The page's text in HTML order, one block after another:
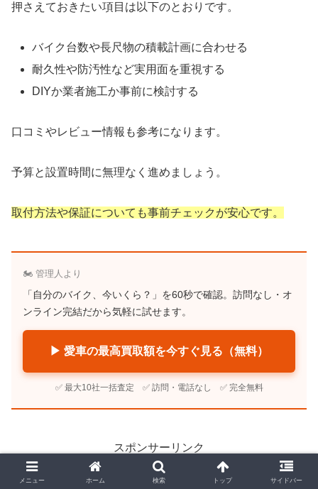
押さえておきたい項目は以下のとおりです。
バイク台数や長尺物の積載計画に合わせる
耐久性や防汚性など実用面を重視する
DIYか業者施工か事前に検討する
口コミやレビュー情報も参考になります。
予算と設置時間に無理なく進めましょう。
取付方法や保証についても事前チェックが安心です。
🏍️ 管理人より
「自分のバイク、今いくら？」を60秒で確認。訪問なし・オ
ンライン完結だから気軽に試せます。
▶ 愛車の最高買取額を今すぐ見る（無料）
✅ 最大10社一括査定 ✅ 訪問・電話なし ✅ 完全無料
スポンサーリンク
メニュー ホーム 検索 トップ サイドバー